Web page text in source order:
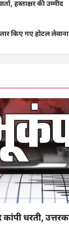
हस्ताक्षर की उम्मीद
किए गए होटल
कांपी धरती,